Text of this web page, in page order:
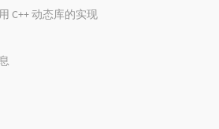
C++ 动态库的实现